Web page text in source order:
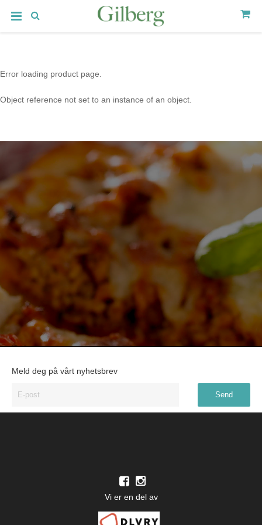
Error loading product page.
Object reference not set to an instance of an object.
Meld deg på vårt nyhetsbrev
Vi er en del av